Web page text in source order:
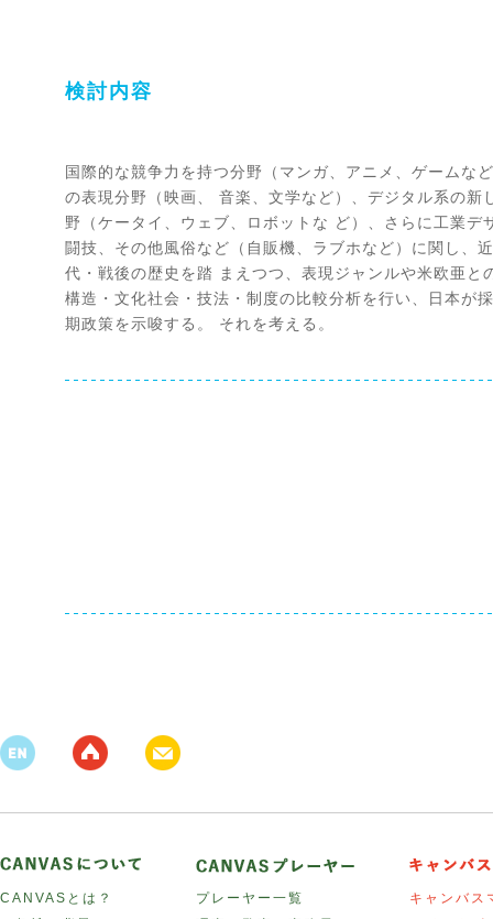
検討内容
国際的な競争力を持つ分野（マンガ、アニメ、ゲームな
の表現分野（映画、 音楽、文学など）、デジタル系の新
野（ケータイ、ウェブ、ロボットな ど）、さらに工業デ
闘技、その他風俗など（自販機、ラブホなど）に関し、
代・戦後の歴史を踏 まえつつ、表現ジャンルや米欧亜と
構造・文化社会・技法・制度の比較分析を行い、日本が
期政策を示唆する。 それを考える。
CANVASとは？
プレーヤー一覧
キャンバス